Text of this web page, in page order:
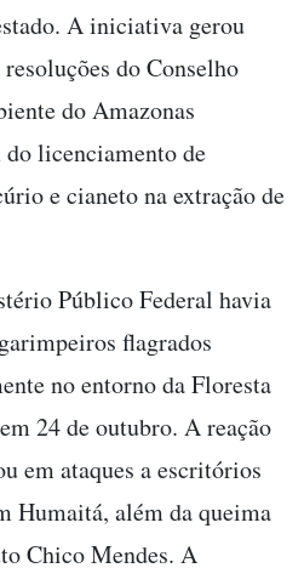
A iniciativa gerou
do Conselho
do Amazonas
licenciamento de
e cianeto na extração de
Público Federal havia
flagrados
no entorno da Floresta
24 de outubro. A reação
em ataques a escritórios
Humaitá, além da queima
Chico Mendes. A